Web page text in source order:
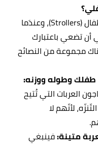
تتعدّد أنواع وأشكال وأحجام عربات الأطفال (Strollers)، وعندَما
أن تضعي باعتبارك
مجموعة من النصائح
وطوله ووزنه:
العربات التي تُتيح
لأنّهم لا
متينة:فينبغي